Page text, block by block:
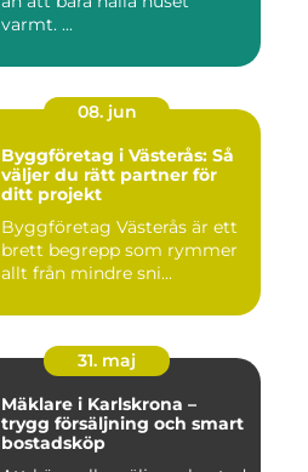
varmt. ...
08. jun
Byggföretag i Västerås: Så
väljer du rätt partner för
ditt projekt
Byggföretag Västerås är ett
brett begrepp som rymmer
allt från mindre sni...
31. maj
Mäklare i Karlskrona –
trygg försäljning och smart
bostadsköp